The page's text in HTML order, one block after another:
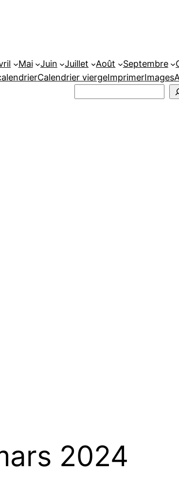
Mai Juin Juillet Août Septembre
Calendrier viergeImprimerImages
2024